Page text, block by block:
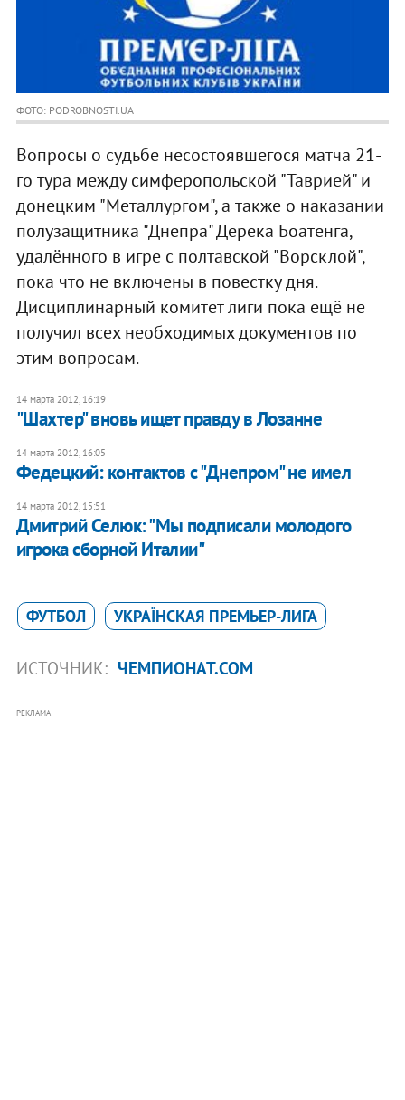
ФОТО: PODROBNOSTI.UA
Вопросы о судьбе несостоявшегося матча 21-
го тура между симферопольской "Таврией" и
донецким "Металлургом", а также о наказании
полузащитника "Днепра" Дерека Боатенга,
удалённого в игре с полтавской "Ворсклой",
пока что не включены в повестку дня.
Дисциплинарный комитет лиги пока ещё не
получил всех необходимых документов по
этим вопросам.
14 марта 2012, 16:19
"Шахтер" вновь ищет правду в Лозанне
14 марта 2012, 16:05
Федецкий: контактов с "Днепром" не имел
14 марта 2012, 15:51
Дмитрий Селюк: "Мы подписали молодого
игрока сборной Италии"
ФУТБОЛ УКРАЇНСКАЯ ПРЕМЬЕР-ЛИГА
ИСТОЧНИК: ЧЕМПИОНАТ.COM
РЕКЛАМА